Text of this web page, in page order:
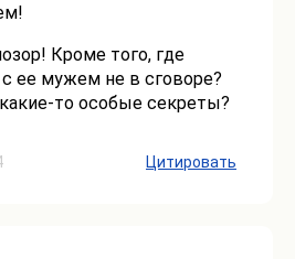
Кроме того, где
с ее мужем не в сговоре?
то особые секреты?
Цитировать